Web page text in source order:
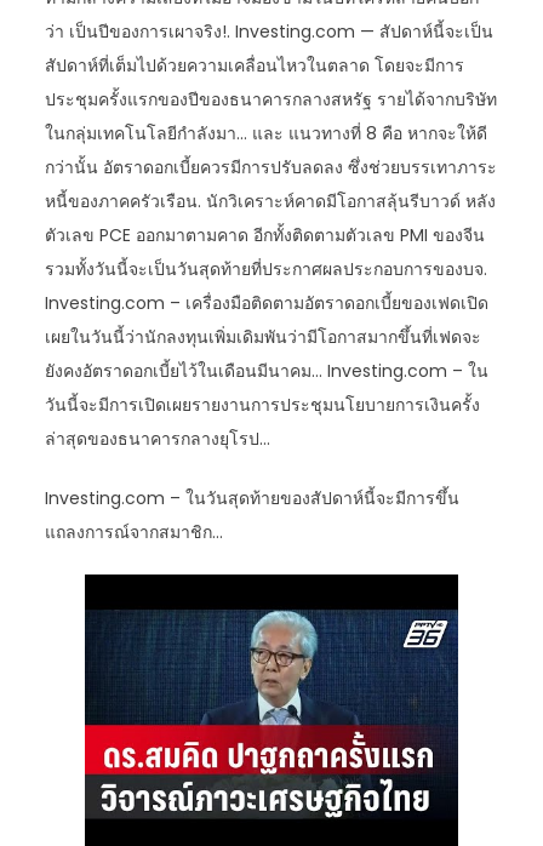
ว่า เป็นปีของการเผาจริง!. Investing.com — สัปดาห์นี้จะเป็น
สัปดาห์ที่เต็มไปด้วยความเคลื่อนไหวในตลาด โดยจะมีการ
ประชุมครั้งแรกของปีของธนาคารกลางสหรัฐ รายได้จากบริษัท
ในกลุ่มเทคโนโลยีกำลังมา… และ แนวทางที่ 8 คือ หากจะให้ดี
กว่านั้น อัตราดอกเบี้ยควรมีการปรับลดลง ซึ่งช่วยบรรเทาภาระ
หนี้ของภาคครัวเรือน. นักวิเคราะห์คาดมีโอกาสลุ้นรีบาวด์ หลัง
ตัวเลข PCE ออกมาตามคาด อีกทั้งติดตามตัวเลข PMI ของจีน
รวมทั้งวันนี้จะเป็นวันสุดท้ายที่ประกาศผลประกอบการของบจ.
Investing.com – เครื่องมือติดตามอัตราดอกเบี้ยของเฟดเปิด
เผยในวันนี้ว่านักลงทุนเพิ่มเดิมพันว่ามีโอกาสมากขึ้นที่เฟดจะ
ยังคงอัตราดอกเบี้ยไว้ในเดือนมีนาคม… Investing.com – ใน
วันนี้จะมีการเปิดเผยรายงานการประชุมนโยบายการเงินครั้ง
ล่าสุดของธนาคารกลางยุโรป…
Investing.com – ในวันสุดท้ายของสัปดาห์นี้จะมีการขึ้น
แถลงการณ์จากสมาชิก…